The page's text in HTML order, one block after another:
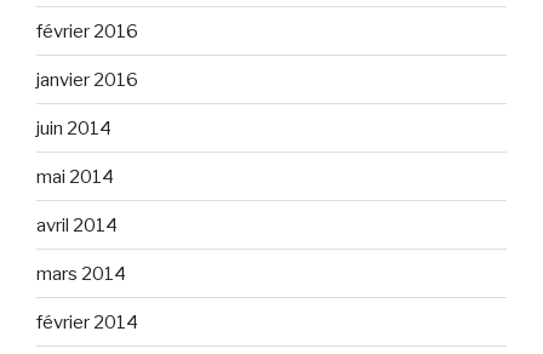
février 2016
janvier 2016
juin 2014
mai 2014
avril 2014
mars 2014
février 2014